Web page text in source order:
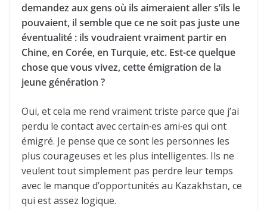
demandez aux gens où ils aimeraient aller s’ils le
pouvaient, il semble que ce ne soit pas juste une
éventualité : ils voudraient vraiment partir en
Chine, en Corée, en Turquie, etc. Est-ce quelque
chose que vous vivez, cette émigration de la
jeune génération ?
Oui, et cela me rend vraiment triste parce que j’ai
perdu le contact avec certain∙es ami∙es qui ont
émigré. Je pense que ce sont les personnes les
plus courageuses et les plus intelligentes. Ils ne
veulent tout simplement pas perdre leur temps
avec le manque d’opportunités au Kazakhstan, ce
qui est assez logique.